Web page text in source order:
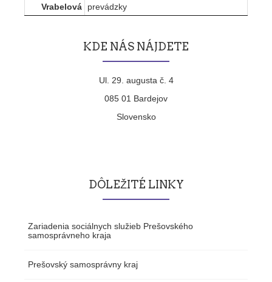
Vrabelová
prevádzky
KDE NÁS NÁJDETE
Ul. 29. augusta č. 4
085 01 Bardejov
Slovensko
DÔLEŽITÉ LINKY
Zariadenia sociálnych služieb Prešovského
samosprávneho kraja
Prešovský samosprávny kraj